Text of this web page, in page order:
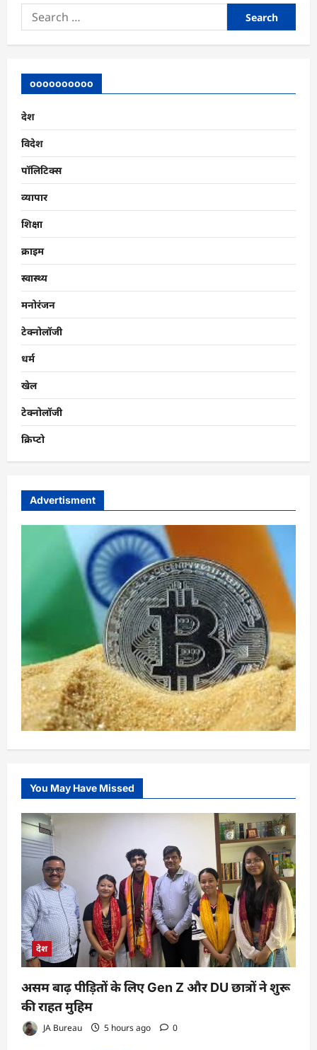
Search
for:
oooooooooo
देश
विदेश
पॉलिटिक्स
व्यापार
शिक्षा
क्राइम
स्वास्थ्य
मनोरंजन
टेक्नोलॉजी
धर्म
खेल
टेक्नोलॉजी
क्रिप्टो
Advertisment
You May Have Missed
देश
असम बाढ़ पीड़ितों के लिए Gen Z और DU छात्रों ने शुरू
की राहत मुहिम
JA Bureau 5 hours ago 0